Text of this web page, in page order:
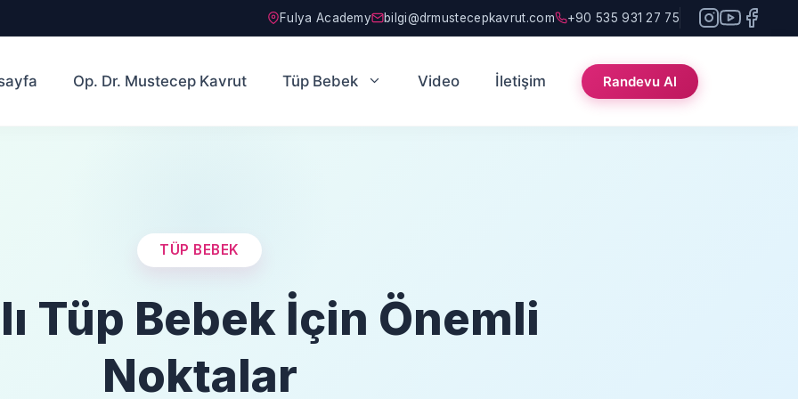
Fulya Academy bilgi@drmustecepkavrut.com +90 535 931 27 75
Op. Dr. Mustecep Kavrut Tüp Bebek Video İletişim Randevu Al
TÜP BEBEK
Tüp Bebek İçin Önemli
Noktalar